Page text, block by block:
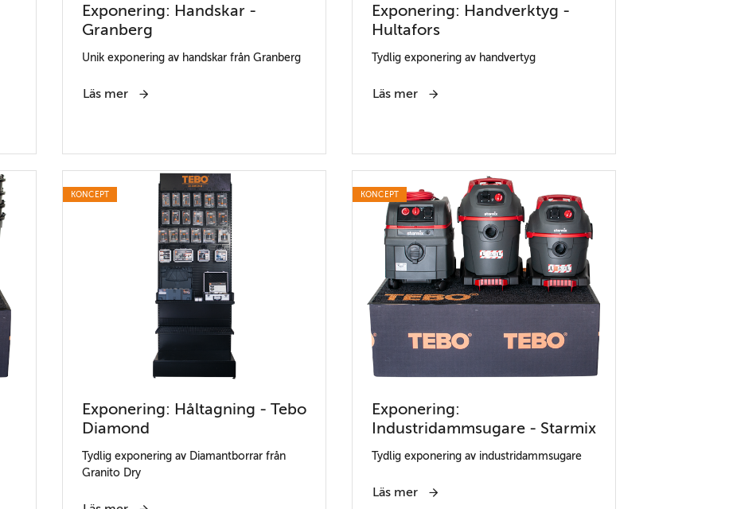
Exponering: Handskar -
Granberg
Unik exponering av handskar från Granberg
Läs mer
Exponering: Handverktyg -
Hultafors
Tydlig exponering av handvertyg
Läs mer
KONCEPT
Exponering: Håltagning - Tebo
Diamond
Tydlig exponering av Diamantborrar från
Granito Dry
KONCEPT
Exponering:
Industridammsugare - Starmix
Tydlig exponering av industridammsugare
Läs mer